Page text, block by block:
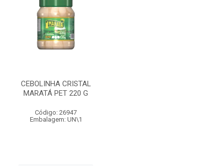
CEBOLINHA CRISTAL
MARATÁ PET 220 G
Código: 26947
Embalagem: UN\1